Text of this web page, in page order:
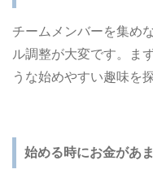
チームメンバーを集め
ル調整が大変です。ま
うな始めやすい趣味を
始める時にお金があ